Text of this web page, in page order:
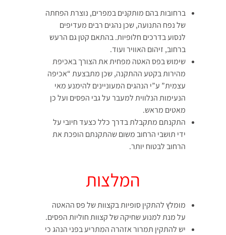
ברחובות בהם מותקנים במפרים, נוצרת הפחתה
של נפח התנועה, שכן נהגים רבים מעדיפים
לנסוע בדרכים חלופיות. בהתאם קטן גם הרעש
ברחוב, זיהום האוויר ועוד.
שימוש בפס האטה מפחית את הצורך באכיפת
מהירות בקטע ההתקנה, שכן מתבצעת “אכיפה
עצמית” ע”י הנהגים המעוניינים להימנע מאי
הנעימות הנלווית למעבר על גבי הפסים ועל כן
מאטים מראש.
התקנתם מתקבלת בדרך כלל כצעד חיובי על
ידי תושבי הרחוב משום שהתקנתם הופכת את
הרחוב לבטוח יותר.
המלצות
מומלץ להתקין סופיות בקצוות של פס ההאטה
על מנת למנוע שחיקה של קצוות חוליות הפסים.
יש להתקין תמרור אזהרה המתריע בפני הנהג כי